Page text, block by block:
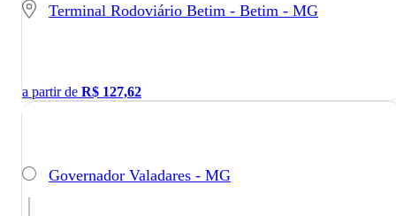
Terminal Rodoviário Betim - Betim - MG
a partir de R$ 127,62
Governador Valadares - MG